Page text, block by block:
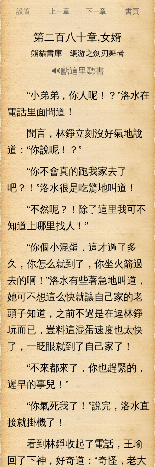
設置 上一章 下一章 書頁
第二百八十章,女婿
熊貓書庫 網游之劍刃舞者
🔊點這里聽書
“小弟弟，你人呢！？”洛水在
電話里面問道！
聞言，林錚立刻沒好氣地說
道：“你說呢！？”
“你不會真的跑我家去了
吧？！”洛水很是吃驚地叫道！
“不然呢？！除了這里我可不
知道上哪里找人！”
“你個小混蛋，這才過了多
久，你怎么就到了，你坐火箭過
去的啊！”洛水有些著急地叫道，
她可不想這么快就讓自己家的老
頭子知道，之前不過是在逗林錚
玩而已，豈料這混蛋速度也太快
了，一眨眼就到了自己家了！
“不來都來了，你也趕緊的，
遲早的事兒！”
“你氣死我了！”說完，洛水直
接就掛機了！
看到林錚收起了電話，王瑜
回了下神，好奇道：“奇怪，老大